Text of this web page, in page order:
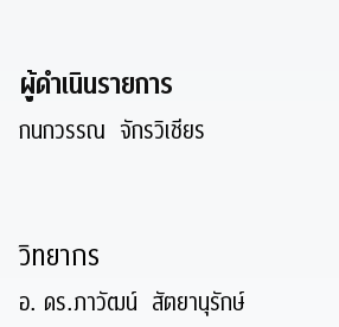
ผู้ดำเนินรายการ
กนกวรรณ จักรวิเชียร
วิทยากร
อ. ดร.ภาวัฒน์ สัตยานุรักษ์